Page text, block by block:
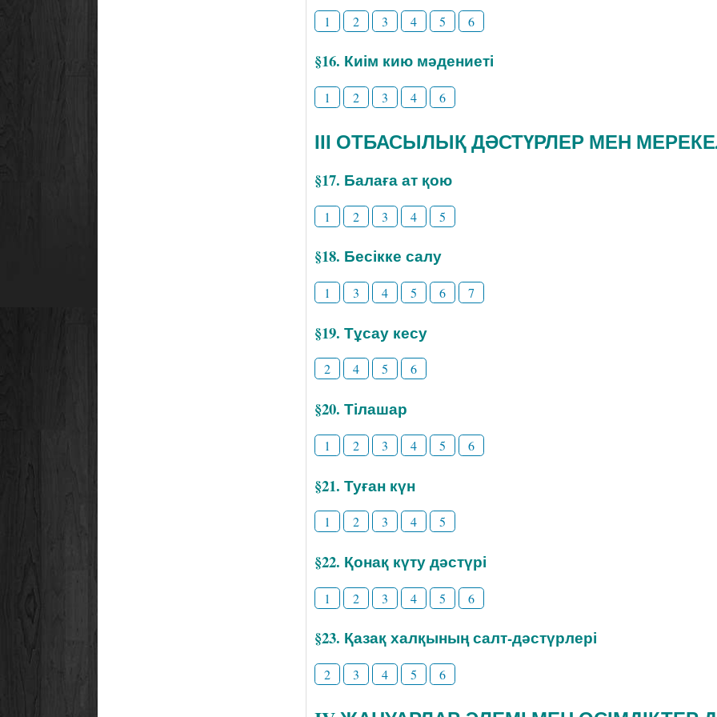
1 2 3 4 5 6
§16. Киім кию мәдениеті
1 2 3 4 6
ІІІ ОТБАСЫЛЫҚ ДӘСТҮРЛЕР МЕН
§17. Балаға ат қою
1 2 3 4 5
§18. Бесікке салу
1 3 4 5 6 7
§19. Тұсау кесу
2 4 5 6
§20. Тілашар
1 2 3 4 5 6
§21. Туған күн
1 2 3 4 5
§22. Қонақ күту дәстүрі
1 2 3 4 5 6
§23. Қазақ халқының салт-дәстүрлері
2 3 4 5 6